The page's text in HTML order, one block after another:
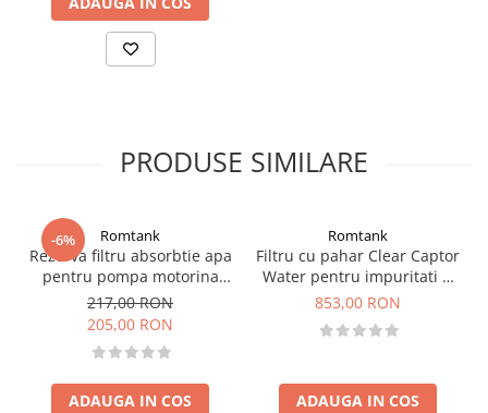
PRODUSE SIMILARE
-6% Romtank
Rezerva filtru absorbtie apa
pentru pompa motorina
CFD 70-30
217,00 RON
205,00 RON
ADAUGA IN COS
Romtank
Filtru cu pahar Clear Captor
Water pentru impuritati si
absorbtie apa din motorina
853,00 RON
ADAUGA IN COS